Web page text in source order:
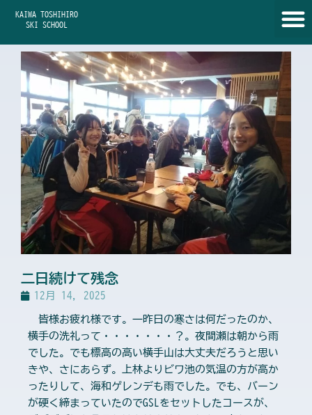
KAIWA TOSHIHIRO
SKI SCHOOL
二日続けて残念
12月 14, 2025
皆様お疲れ様です。一昨日の寒さは何だったのか、
横手の洗礼って・・・・・・・？。夜間瀬は朝から雨
でした。でも標高の高い横手山は大丈夫だろうと思い
きや、さにあらず。上林よりビワ池の気温の方が高か
ったりして、海和ゲレンデも雨でした。でも、バーン
が硬く締まっていたのでGSLをセットしたコースが、